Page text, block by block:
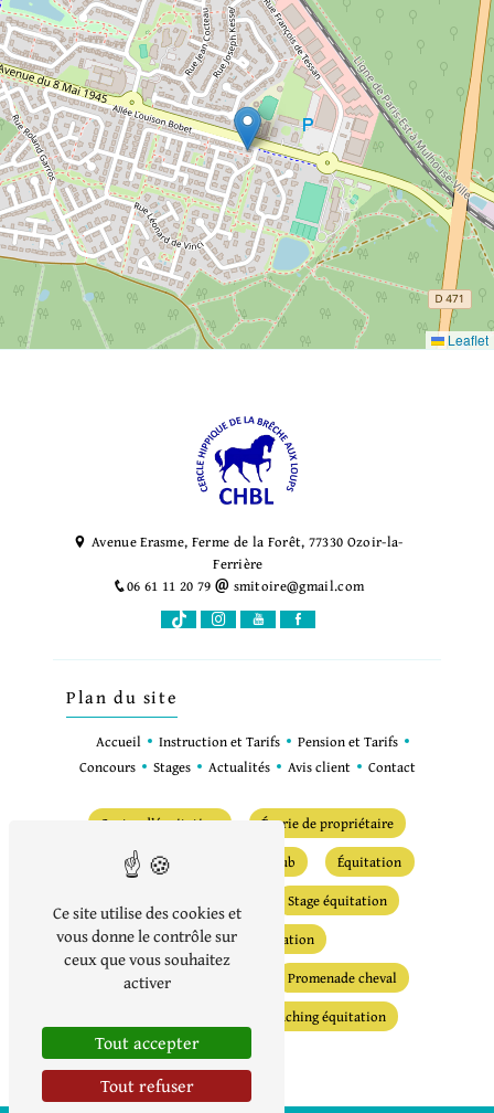
Leaflet
Avenue Erasme, Ferme de la Forêt, 77330 Ozoir-la-
Ferrière
06 61 11 20 79
smitoire@gmail.com
Plan du site
Accueil Instruction et Tarifs
Pension et Tarifs
Concours
Stages Actualités Avis client Contact
Centre d’équitation
Écurie de propriétaire
Centre équestre
Poney club
Équitation
Stage équitation
Concours d’équitation
Pension complète cheval
Promenade cheval
Coaching équitation
Ce site utilise des cookies et
vous donne le contrôle sur
ceux que vous souhaitez
activer
Tout accepter
Tout refuser